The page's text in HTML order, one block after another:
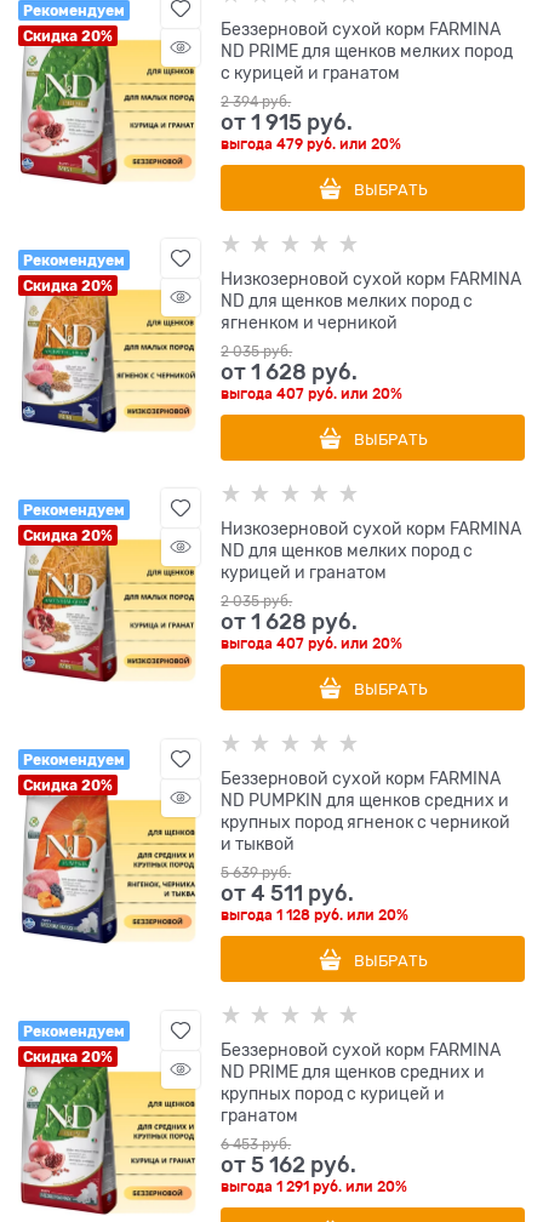
Рекомендуем
Скидка 20%
Беззерновой cухой корм FARMINA
ND PRIME для щенков мелких пород
с курицей и гранатом
2 394 руб.
от1 915 руб.
выгода479 руб. или20%
ВЫБРАТЬ
Рекомендуем
Скидка 20%
Низкозерновой cухой корм FARMINA
ND для щенков мелких пород с
ягненком и черникой
2 035 руб.
от1 628 руб.
выгода407 руб. или20%
ВЫБРАТЬ
Рекомендуем
Скидка 20%
Низкозерновой cухой корм FARMINA
ND для щенков мелких пород с
курицей и гранатом
2 035 руб.
от1 628 руб.
выгода407 руб. или20%
ВЫБРАТЬ
Рекомендуем
Скидка 20%
Беззерновой cухой корм FARMINA
ND PUMPKIN для щенков средних и
крупных пород ягненок с черникой
и тыквой
5 639 руб.
от4 511 руб.
выгода1 128 руб. или20%
ВЫБРАТЬ
Рекомендуем
Скидка 20%
Беззерновой cухой корм FARMINA
ND PRIME для щенков средних и
крупных пород с курицей и
гранатом
6 453 руб.
от5 162 руб.
выгода1 291 руб. или20%